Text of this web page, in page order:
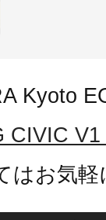
Kyoto
CIVIC
はお気